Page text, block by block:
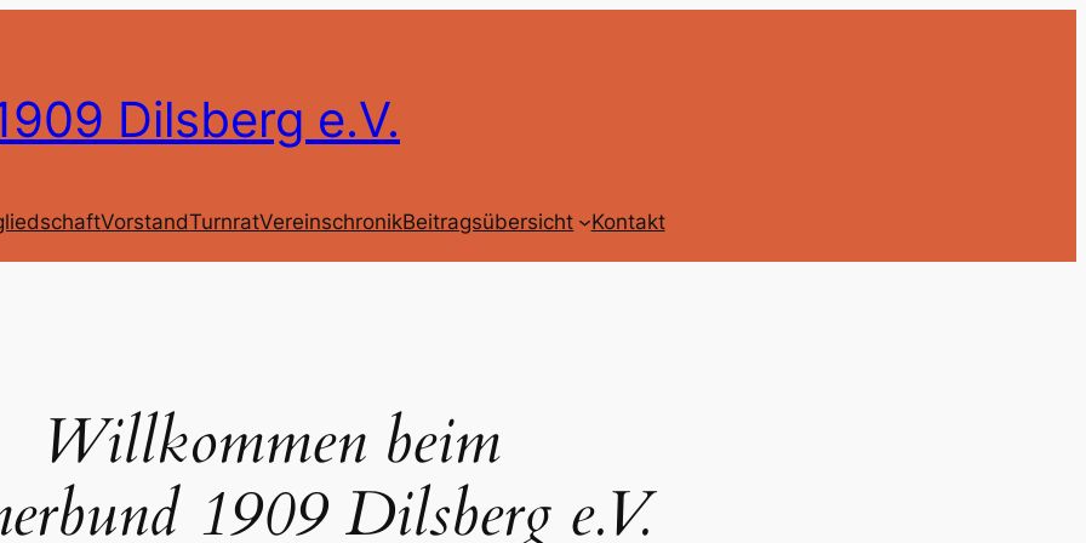
Dilsberg e.V.
VorstandTurnratVereinschronikBeitragsübersicht Kontakt
Willkommen beim
1909 Dilsberg e.V.